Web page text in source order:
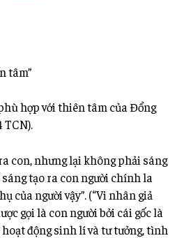
tâm”
hợp với thiên tâm của Đổng
TCN).
con, nhưng lại không phải sáng
tạo ra con người chính la
của người vậy”. (“Vi nhân giả
gọi là con người bởi cái gốc là
hoạt động sinh lí và tư tưởng, tình